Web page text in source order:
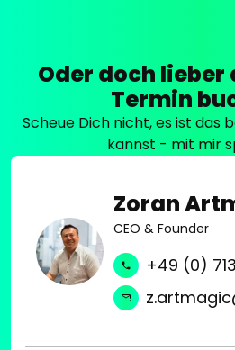
Oder doch
Termin
Scheue Dich nicht, es ist das
kannst - mit mir
Zoran
CEO & Founder
+49 (0)